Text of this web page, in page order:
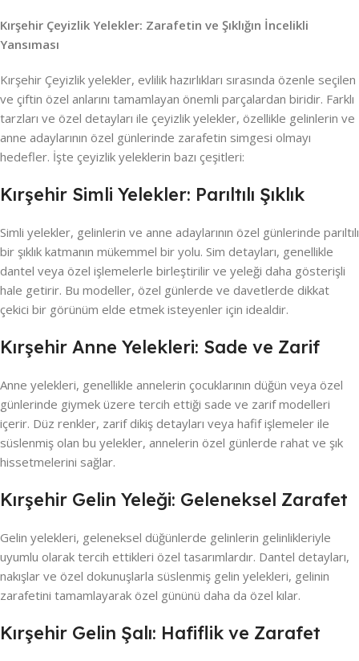
Kırşehir Çeyizlik Yelekler: Zarafetin ve Şıklığın İncelikli
Yansıması
Kırşehir Çeyizlik yelekler, evlilik hazırlıkları sırasında özenle seçilen
ve çiftin özel anlarını tamamlayan önemli parçalardan biridir. Farklı
tarzları ve özel detayları ile çeyizlik yelekler, özellikle gelinlerin ve
anne adaylarının özel günlerinde zarafetin simgesi olmayı
hedefler. İşte çeyizlik yeleklerin bazı çeşitleri:
Kırşehir Simli Yelekler: Parıltılı Şıklık
Simli yelekler, gelinlerin ve anne adaylarının özel günlerinde parıltılı
bir şıklık katmanın mükemmel bir yolu. Sim detayları, genellikle
dantel veya özel işlemelerle birleştirilir ve yeleği daha gösterişli
hale getirir. Bu modeller, özel günlerde ve davetlerde dikkat
çekici bir görünüm elde etmek isteyenler için idealdir.
Kırşehir Anne Yelekleri: Sade ve Zarif
Anne yelekleri, genellikle annelerin çocuklarının düğün veya özel
günlerinde giymek üzere tercih ettiği sade ve zarif modelleri
içerir. Düz renkler, zarif dikiş detayları veya hafif işlemeler ile
süslenmiş olan bu yelekler, annelerin özel günlerde rahat ve şık
hissetmelerini sağlar.
Kırşehir Gelin Yeleği: Geleneksel Zarafet
Gelin yelekleri, geleneksel düğünlerde gelinlerin gelinlikleriyle
uyumlu olarak tercih ettikleri özel tasarımlardır. Dantel detayları,
nakışlar ve özel dokunuşlarla süslenmiş gelin yelekleri, gelinin
zarafetini tamamlayarak özel gününü daha da özel kılar.
Kırşehir Gelin Şalı: Hafiflik ve Zarafet